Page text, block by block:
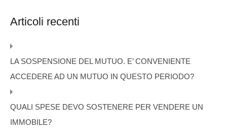
Articoli recenti
LA SOSPENSIONE DEL MUTUO. E’ CONVENIENTE
ACCEDERE AD UN MUTUO IN QUESTO PERIODO?
QUALI SPESE DEVO SOSTENERE PER VENDERE UN
IMMOBILE?